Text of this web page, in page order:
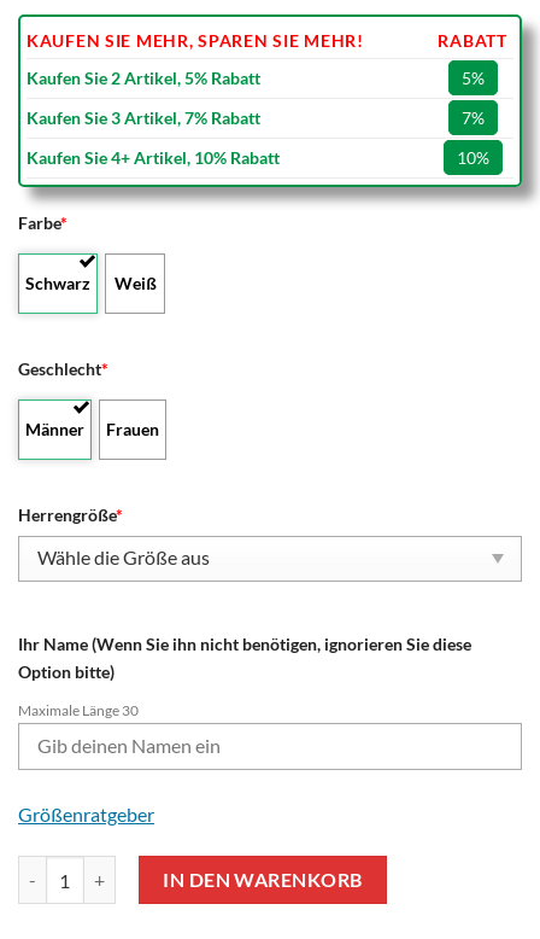
KAUFEN SIE MEHR, SPAREN SIE MEHR!
RABATT
Kaufen Sie 2 Artikel, 5% Rabatt
5%
Kaufen Sie 3 Artikel, 7% Rabatt
7%
Kaufen Sie 4+ Artikel, 10% Rabatt
10%
Farbe*
Schwarz Weiß
Geschlecht*
Männer Frauen
Herrengröße*
Ihr Name (Wenn Sie ihn nicht benötigen, ignorieren Sie diese
Option bitte)
Maximale Länge 30
Größenratgeber
IN DEN WARENKORB